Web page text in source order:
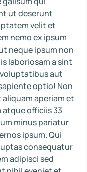
ut deserunt
velit et
nemo ex ipsum
neque ipsum non
laboriosam a sint
aut
optio! Non
aperiam et
officiis 33
minus pariatur
ipsum. Qui
consequatur
adipisci sed